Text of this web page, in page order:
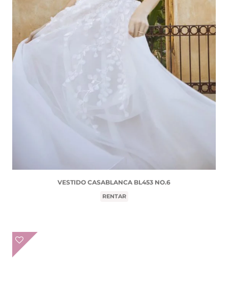
VESTIDO CASABLANCA BL453 NO.6
RENTAR